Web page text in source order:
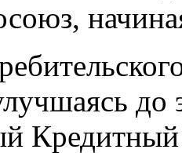
Кредитный